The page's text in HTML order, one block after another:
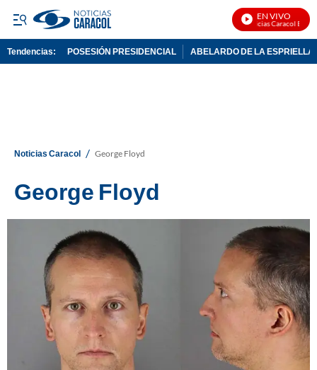
EN VIVO
Noticias Caracol En Vivo
Tendencias: POSESIÓN PRESIDENCIAL ABELARDO DE LA ESPRIELLA
Noticias Caracol / George Floyd
George Floyd